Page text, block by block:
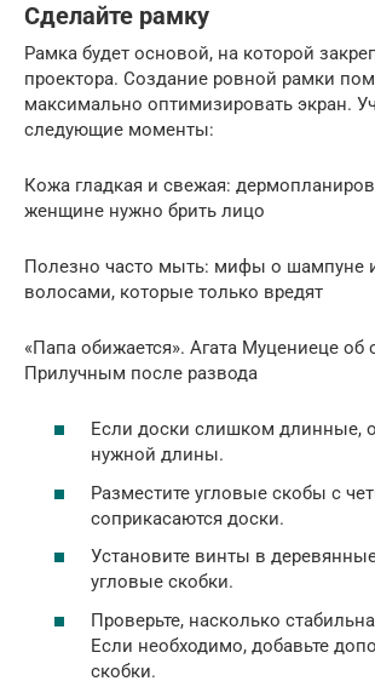
Сделайте рамку
Рамка будет основой, на которой
проектора. Создание ровной рамки
максимально оптимизировать экран.
следующие моменты:
Кожа гладкая и свежая:
женщине нужно брить лицо
Полезно часто мыть: мифы о шампуне
волосами, которые только вредят
«Папа обижается». Агата Муцениеце об
Прилучным после развода
Если доски слишком длинные,
нужной длины.
Разместите угловые скобы с
соприкасаются доски.
Установите винты в
угловые скобки.
Проверьте, насколько
Если необходимо, добавьте
скобки.